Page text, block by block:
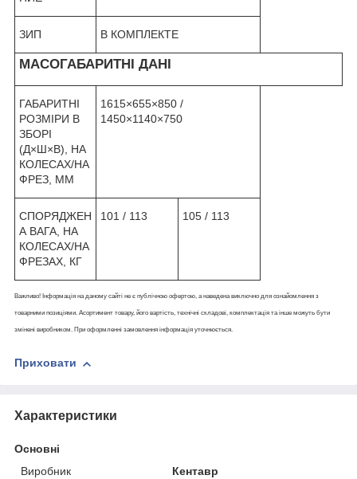
ЗИП В КОМПЛЕКТЕ
МАСОГАБАРИТНІ ДАНІ
ГАБАРИТНІ
РОЗМІРИ В
ЗБОРІ
(Д×Ш×В), НА
КОЛЕСАХ/НА
ФРЕЗ, ММ
1615×655×850 /
1450×1140×750
СПОРЯДЖЕН
А ВАГА, НА
КОЛЕСАХ/НА
ФРЕЗАХ, КГ
101 / 113 105 / 113
Важливо! Інформація на даному сайті не є публічною офертою, а наведена виключно для ознайомлення з
товарними позиціями. Асортимент товару, його вартість, технічні складові, комплектація та інше можуть бути
змінені виробником. При оформленні замовлення інформація уточнюється.
Приховати
Характеристики
Основні
Виробник
Кентавр